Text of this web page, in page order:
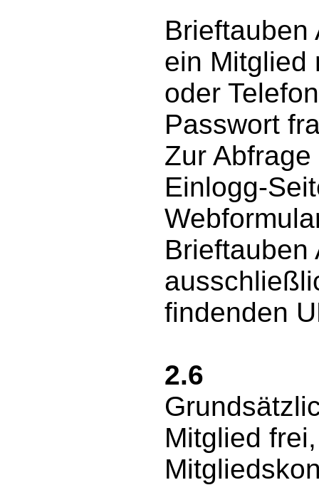
Brieftauben
ein Mitglied
oder
Passwort
Zur
Einlogg-
Brieftauben
findenden
2.6
Mitglied